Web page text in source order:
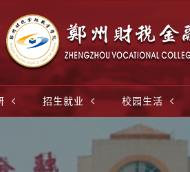
招生就业 校园生活